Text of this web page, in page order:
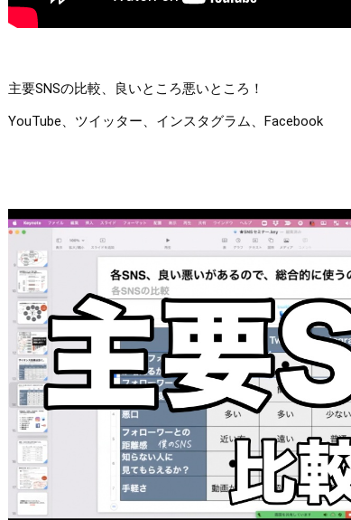
主要SNSの比較、良いところ悪いところ！
YouTube、ツイッター、インスタグラム、Facebook